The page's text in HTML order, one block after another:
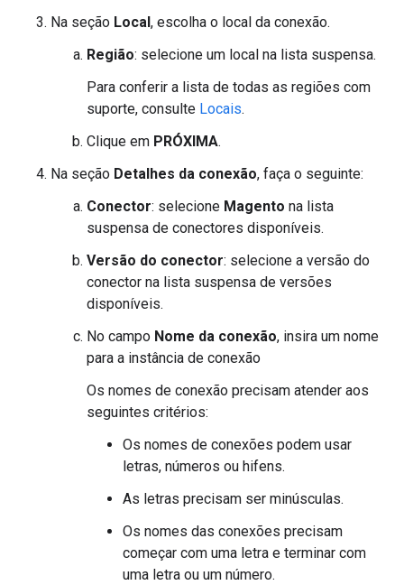
Na seção Local, escolha o local da conexão.
Região: selecione um local na lista suspensa.
Para conferir a lista de todas as regiões com
suporte, consulte Locais.
Clique em PRÓXIMA.
Na seção Detalhes da conexão, faça o seguinte:
Conector: selecione Magento na lista
suspensa de conectores disponíveis.
Versão do conector: selecione a versão do
conector na lista suspensa de versões
disponíveis.
No campo Nome da conexão, insira um nome
para a instância de conexão
Os nomes de conexão precisam atender aos
seguintes critérios:
Os nomes de conexões podem usar
letras, números ou hifens.
As letras precisam ser minúsculas.
Os nomes das conexões precisam
começar com uma letra e terminar com
uma letra ou um número.